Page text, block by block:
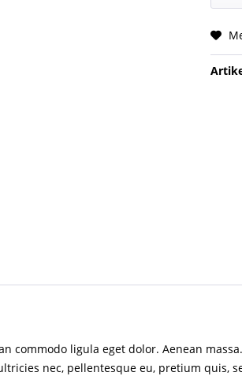
commodo ligula eget dolor. Aenean
nec, pellentesque eu, pretium quis,